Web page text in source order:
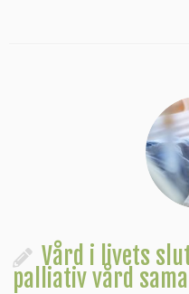
Vård i livets
palliativ vård